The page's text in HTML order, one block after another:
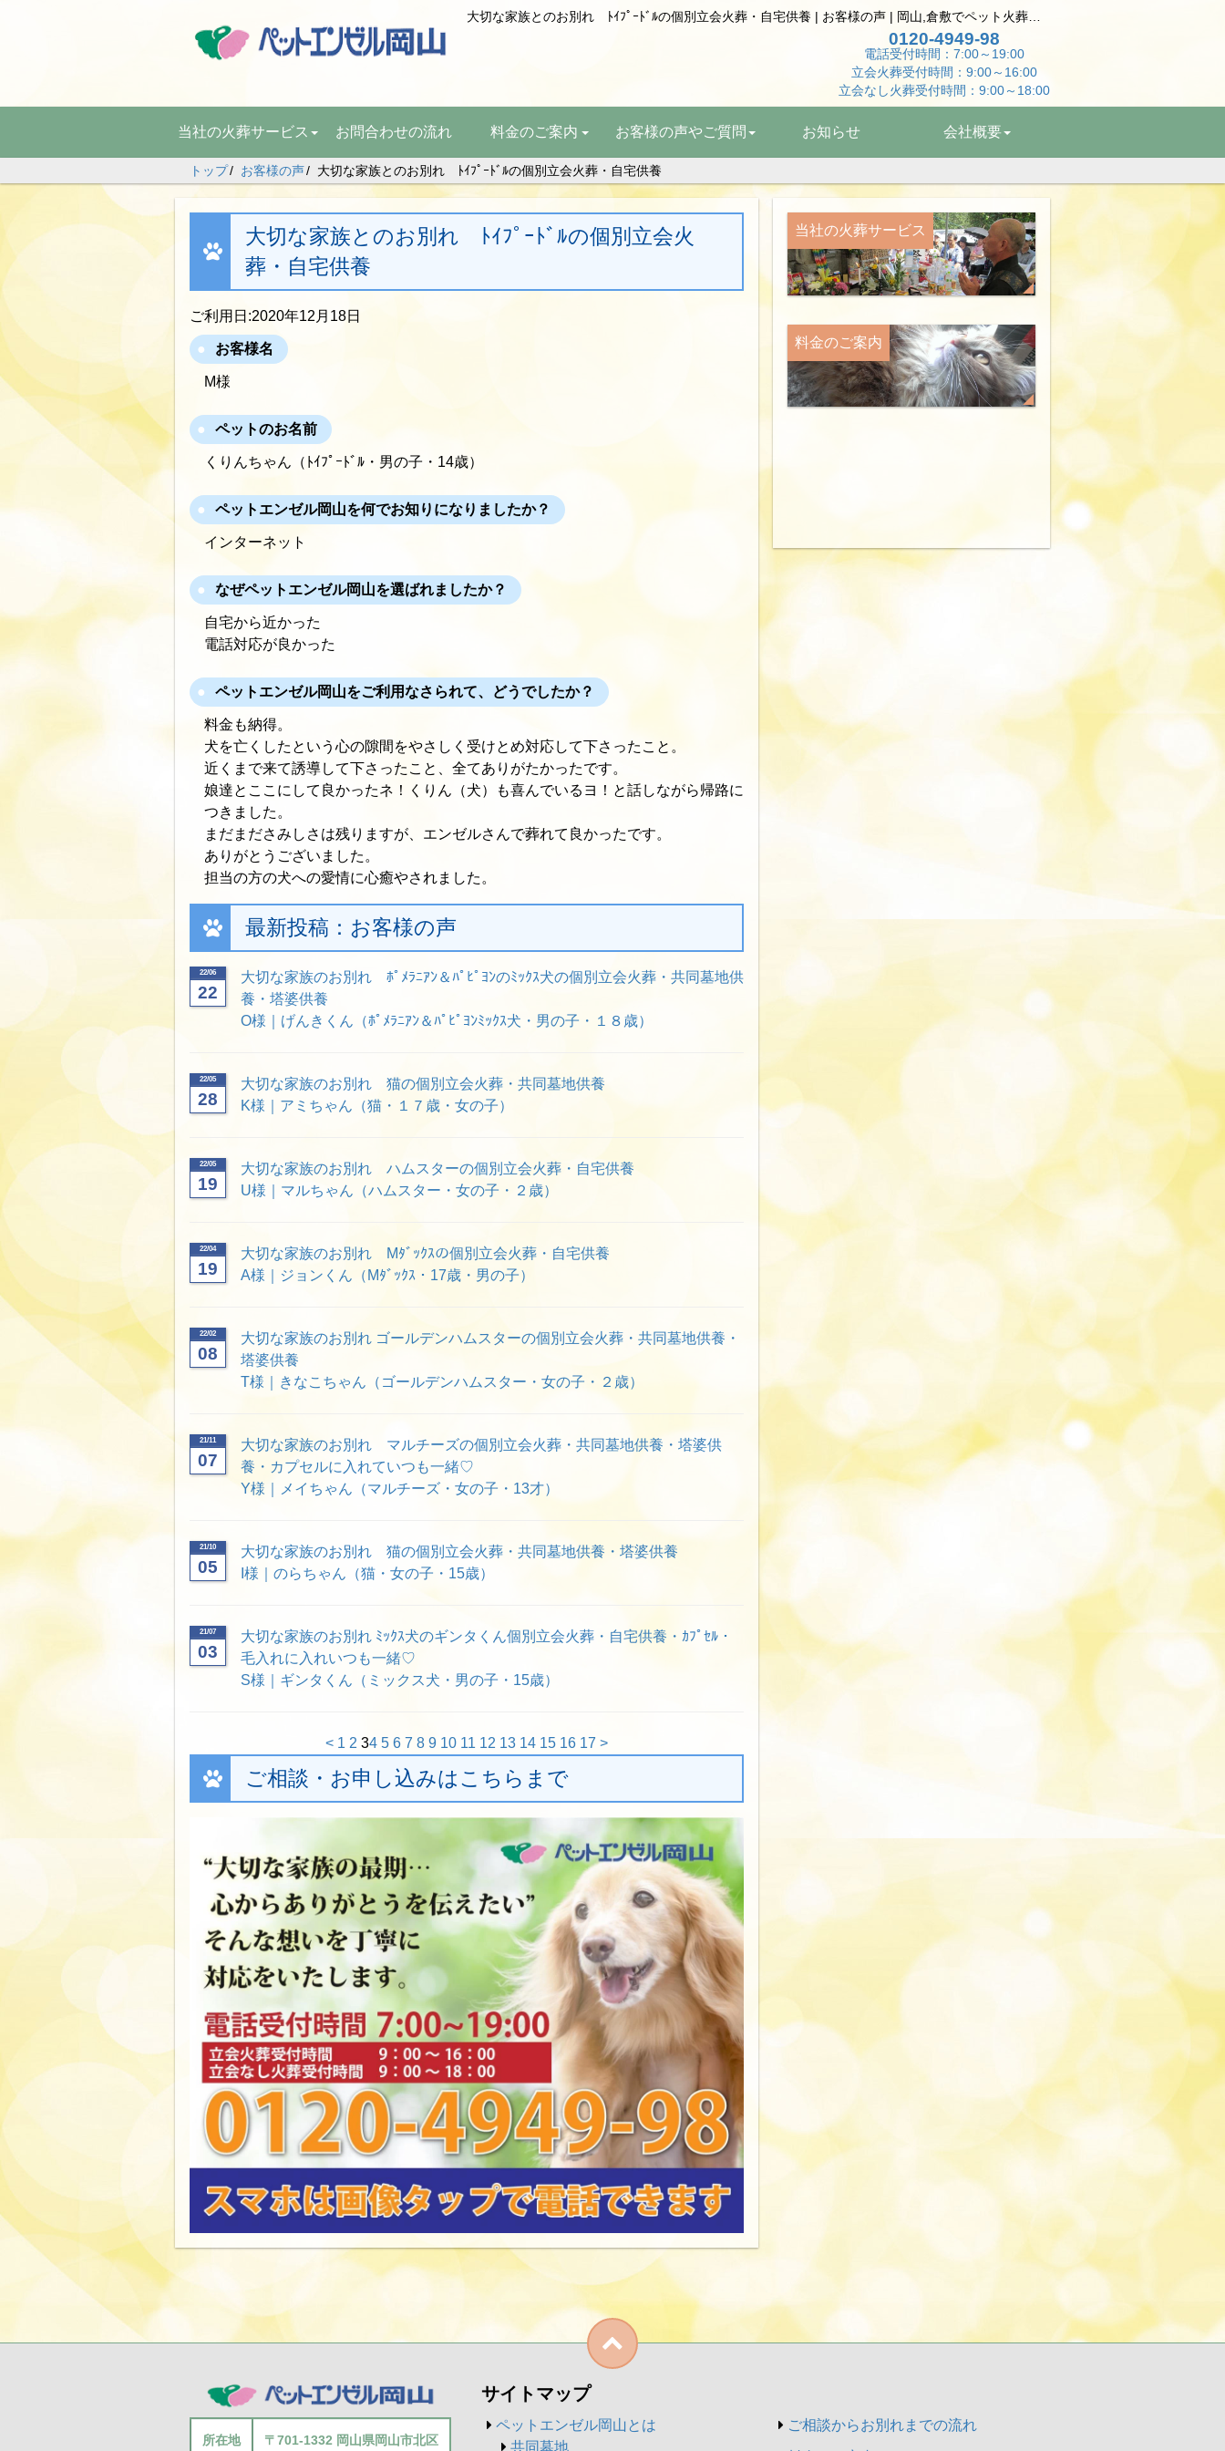
0120-4949-98
電話受付時間：7:00～19:00
立会火葬受付時間：9:00～16:00
立会なし火葬受付時間：9:00～18:00
当社の火葬サービス お問合わせの流れ 料金のご案内 お客様の声やご質問 お知らせ 会社概要
トップ お客様の声 大切な家族とのお別れ ﾄｲﾌﾟｰﾄﾞﾙの個別立会火葬・自宅供養
大切な家族とのお別れ ﾄｲﾌﾟｰﾄﾞﾙの個別立会火
葬・自宅供養
ご利用日:2020年12月18日
お客様名
M様
ペットのお名前
くりんちゃん（ﾄｲﾌﾟｰﾄﾞﾙ・男の子・14歳）
ペットエンゼル岡山を何でお知りになりましたか？
インターネット
なぜペットエンゼル岡山を選ばれましたか？
自宅から近かった
電話対応が良かった
ペットエンゼル岡山をご利用なさられて、どうでしたか？
料金も納得。
犬を亡くしたという心の隙間をやさしく受けとめ対応して下さったこと。
近くまで来て誘導して下さったこと、全てありがたかったです。
娘達とここにして良かったネ！くりん（犬）も喜んでいるヨ！と話しながら帰路に
つきました。
まだまださみしさは残りますが、エンゼルさんで葬れて良かったです。
ありがとうございました。
担当の方の犬への愛情に心癒やされました。
最新投稿：お客様の声
22/06
22
大切な家族のお別れ ﾎﾟﾒﾗﾆｱﾝ＆ﾊﾟﾋﾟﾖﾝのﾐｯｸｽ犬の個別立会火葬・共同墓地供
養・塔婆供養
O様｜げんきくん（ﾎﾟﾒﾗﾆｱﾝ＆ﾊﾟﾋﾟﾖﾝﾐｯｸｽ犬・男の子・１８歳）
22/05
28
大切な家族のお別れ 猫の個別立会火葬・共同墓地供養
K様｜アミちゃん（猫・１７歳・女の子）
22/05
19
大切な家族のお別れ ハムスターの個別立会火葬・自宅供養
U様｜マルちゃん（ハムスター・女の子・２歳）
22/04
19
大切な家族のお別れ Mﾀﾞｯｸｽの個別立会火葬・自宅供養
A様｜ジョンくん（Mﾀﾞｯｸｽ・17歳・男の子）
22/02
08
大切な家族のお別れ ゴールデンハムスターの個別立会火葬・共同墓地供養・
塔婆供養
T様｜きなこちゃん（ゴールデンハムスター・女の子・２歳）
21/11
07
大切な家族のお別れ マルチーズの個別立会火葬・共同墓地供養・塔婆供
養・カプセルに入れていつも一緒♡
Y様｜メイちゃん（マルチーズ・女の子・13才）
21/10
05
大切な家族のお別れ 猫の個別立会火葬・共同墓地供養・塔婆供養
I様｜のらちゃん（猫・女の子・15歳）
21/07
03
大切な家族のお別れ ﾐｯｸｽ犬のギンタくん個別立会火葬・自宅供養・ｶﾌﾟｾﾙ・
毛入れに入れいつも一緒♡
S様｜ギンタくん（ミックス犬・男の子・15歳）
< 1 2 34 5 6 7 8 9 10 11 12 13 14 15 16 17 >
ご相談・お申し込みはこちらまで
当社の火葬サービス
料金のご案内
所在地 〒701-1332 岡山県岡山市北区
サイトマップ
ペットエンゼル岡山とは
共同墓地
ご相談からお別れまでの流れ